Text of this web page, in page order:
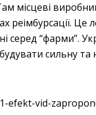
місцеві
реімбурсації.
“фарми”.
сильну та
efekt-vid-